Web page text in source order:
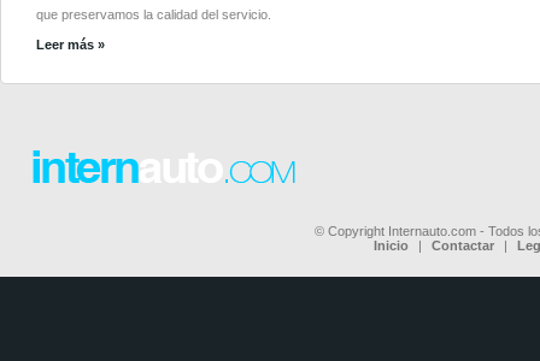
que preservamos la calidad del servicio.
Leer más »
© Copyright Internauto.com - Todos
Inicio
| Contactar |